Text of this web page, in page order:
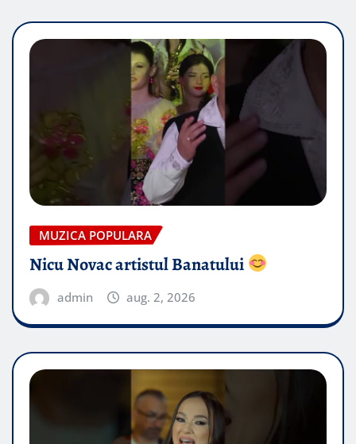
MUZICA POPULARA
Nicu Novac artistul Banatului
admin aug. 2, 2026